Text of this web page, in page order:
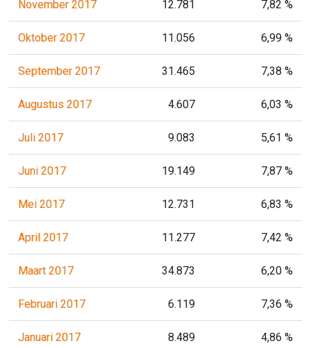
November 2017 12.781 7,82 %
Oktober 2017 11.056 6,99 %
September 2017 31.465 7,38 %
Augustus 2017 4.607 6,03 %
Juli 2017 9.083 5,61 %
Juni 2017 19.149 7,87 %
Mei 2017 12.731 6,83 %
April 2017 11.277 7,42 %
Maart 2017 34.873 6,20 %
Februari 2017 6.119 7,36 %
Januari 2017 8.489 4,86 %